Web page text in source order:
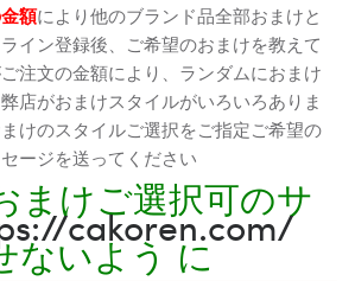
額により他のブランド品全部おまけと
イン登録後、ご希望のおまけを教えて
注文の金額により、ランダムにおまけ
店がおまけスタイルがいろいろありま
けのスタイルご選択をご指定ご希望の
ージを送ってください
まけご選択可のサ
cakoren.com/
ないよう に